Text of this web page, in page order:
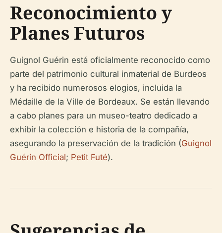
Reconocimiento y
Planes Futuros
Guignol Guérin está oficialmente reconocido como
parte del patrimonio cultural inmaterial de Burdeos
y ha recibido numerosos elogios, incluida la
Médaille de la Ville de Bordeaux. Se están llevando
a cabo planes para un museo-teatro dedicado a
exhibir la colección e historia de la compañía,
asegurando la preservación de la tradición (Guignol
Guérin Official; Petit Futé).